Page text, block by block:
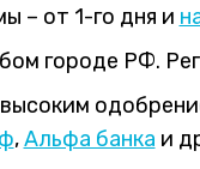
– от 1-го дня и
городе РФ.
,Альфа банка и